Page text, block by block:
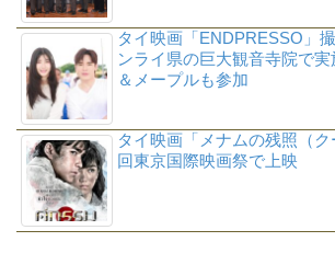
タイ映画「ENDPRESSO」
ンライ県の巨大観音寺院で
＆メープルも参加
タイ映画「メナムの残照（
回東京国際映画祭で上映